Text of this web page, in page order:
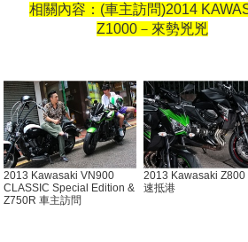
相關內容： (車主訪問)2014
Z1000－來勢兇兇
2013 Kawasaki VN900
CLASSIC Special Edition &
Z750R 車主訪問
2013 Kawasaki Z800
速抵港